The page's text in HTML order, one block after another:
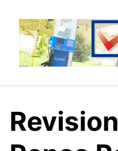
contenido